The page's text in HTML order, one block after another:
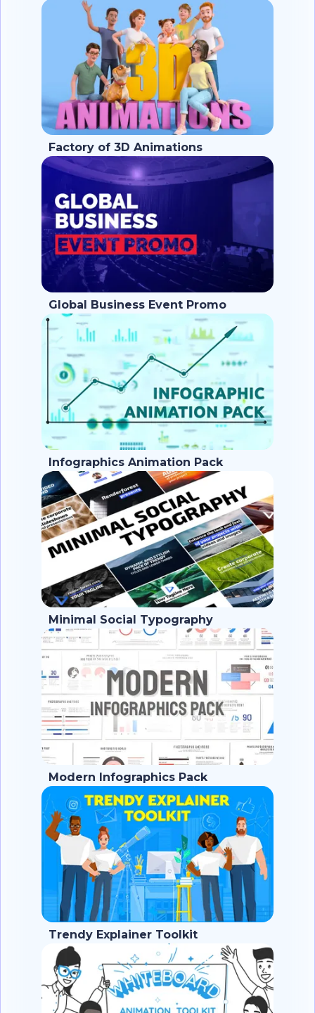
Factory of 3D Animations
Global Business Event Promo
Infographics Animation Pack
Minimal Social Typography
Modern Infographics Pack
Trendy Explainer Toolkit